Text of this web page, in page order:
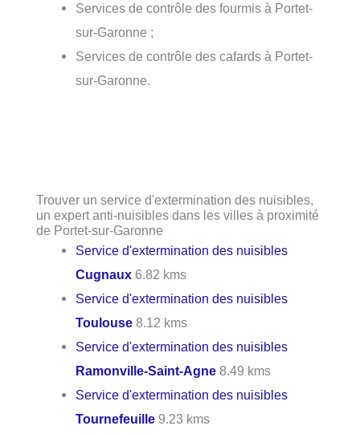
Services de contrôle des fourmis à Portet-
sur-Garonne ;
Services de contrôle des cafards à Portet-
sur-Garonne.
Trouver un service d'extermination des nuisibles,
un expert anti-nuisibles dans les villes à proximité
de Portet-sur-Garonne
Service d'extermination des nuisibles
Cugnaux 6.82 kms
Service d'extermination des nuisibles
Toulouse 8.12 kms
Service d'extermination des nuisibles
Ramonville-Saint-Agne 8.49 kms
Service d'extermination des nuisibles
Tournefeuille 9.23 kms